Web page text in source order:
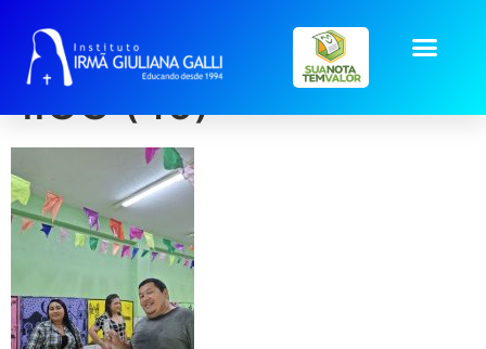
IIGG (49)